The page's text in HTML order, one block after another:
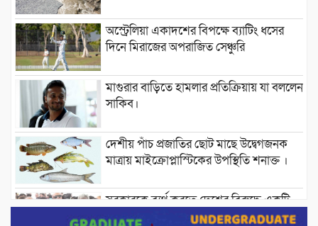
অস্ট্রেলিয়া একাদশের বিপক্ষে ব্যাটিং ধসের
দিনে মিরাজের অপরাজিত সেঞ্চুরি
মাগুরার বাড়িতে হামলার প্রতিক্রিয়ায় যা বললেন
সাকিব।
দেশীয় পাঁচ প্রজাতির ছোট মাছে উদ্বেগজনক
মাত্রায় মাইক্রোপ্লাস্টিকের উপস্থিতি শনাক্ত ।
সরকারকে ব্যর্থ করতে দেশের বিরুদ্ধে একটি
দল চক্রান্ত চালিয়ে যাচ্ছে : রিজভী